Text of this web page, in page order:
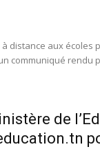
distance aux écoles
communiqué rendu
de